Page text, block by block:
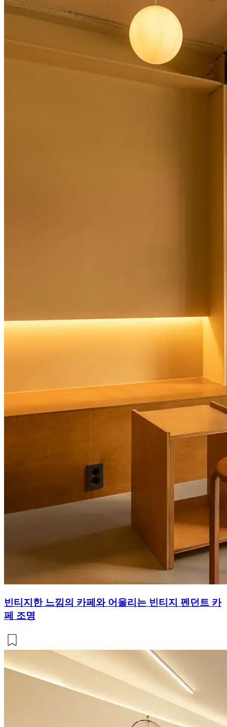
빈티지한 느낌의 카페와 어울리는 빈티지 펜던트 카
페 조명